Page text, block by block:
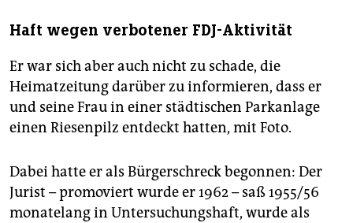
Haft wegen verbotener FDJ-Aktivität
Er war sich aber auch nicht zu schade, die
Heimatzeitung darüber zu informieren, dass er
und seine Frau in einer städtischen Parkanlage
einen Riesenpilz entdeckt hatten, mit Foto.
Dabei hatte er als Bürgerschreck begonnen: Der
Jurist – promoviert wurde er 1962 – saß 1955/56
monatelang in Untersuchungshaft, wurde als